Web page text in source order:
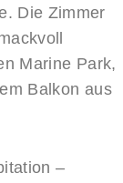
Die Zimmer
Marine Park,
Balkon aus
–